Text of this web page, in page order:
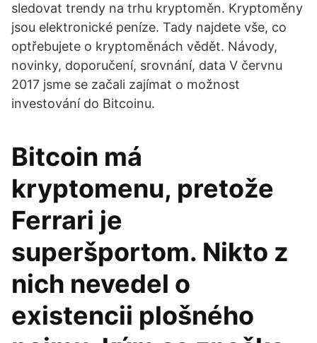
sledovat trendy na trhu kryptoměn. Kryptoměny
jsou elektronické peníze. Tady najdete vše, co
optřebujete o kryptoměnách vědět. Návody,
novinky, doporučení, srovnání, data V červnu
2017 jsme se začali zajímat o možnost
investování do Bitcoinu.
Bitcoin má
kryptomenu, pretože
Ferrari je
superšportom. Nikto z
nich nevedel o
existencii plošného